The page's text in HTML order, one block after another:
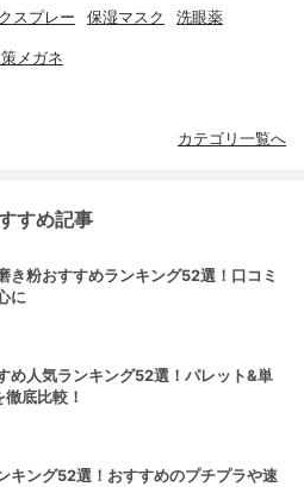
スプレー 保湿マスク 洗眼薬
メガネ
カテゴリ一覧へ
すめ記事
き粉おすすめランキング52選！口コミ
に
め人気ランキング52選！パレット&単
底比較！
キング52選！おすすめのプチプラや速